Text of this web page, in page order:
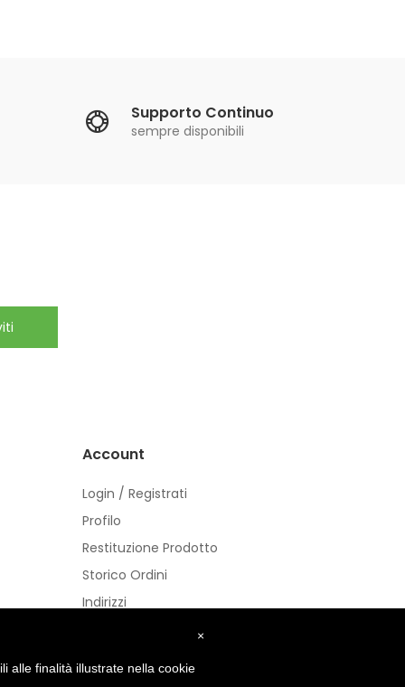
Supporto Continuo
sempre disponibili
Account
Login / Registrati
Profilo
Restituzione Prodotto
Storico Ordini
Indirizzi
×
alle finalità illustrate nella cookie